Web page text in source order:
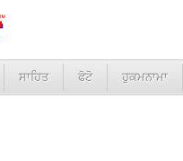
ਸਾਹਿਤ ਫੋਟੋ ਹੁਕਮਨਾਮਾ